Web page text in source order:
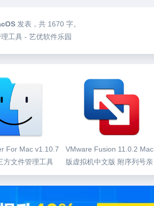
发表，共 1670 字。
工具 - 艺优软件乐园
For Mac v1.10.7
方文件管理工具
VMware Fusion 11.0.2 Mac
版虚拟机中文版 附序列号亲
测可用